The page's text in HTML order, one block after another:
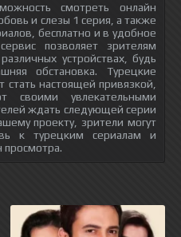
смотреть онлайн
и слезы 1 серия, а также
бесплатно и в удобное
позволяет зрителям
устройствах, будь
обстановка. Турецкие
стать настоящей привязкой,
своими увлекательными
ждать следующей серии
проекту, зрители могут
к турецким сериалам и
просмотра.